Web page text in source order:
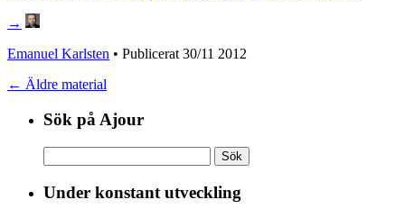
→
Emanuel Karlsten • Publicerat30/11 2012
← Äldre material
Sök på Ajour
efter:
Under konstant utveckling